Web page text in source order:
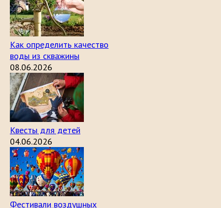
Как определить качество
воды из скважины
08.06.2026
Квесты для детей
04.06.2026
Фестивали воздушных